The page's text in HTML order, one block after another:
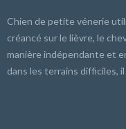
Chien de petite vénerie
créancé sur le lièvre, le
manière indépendante et
dans les terrains difficiles,